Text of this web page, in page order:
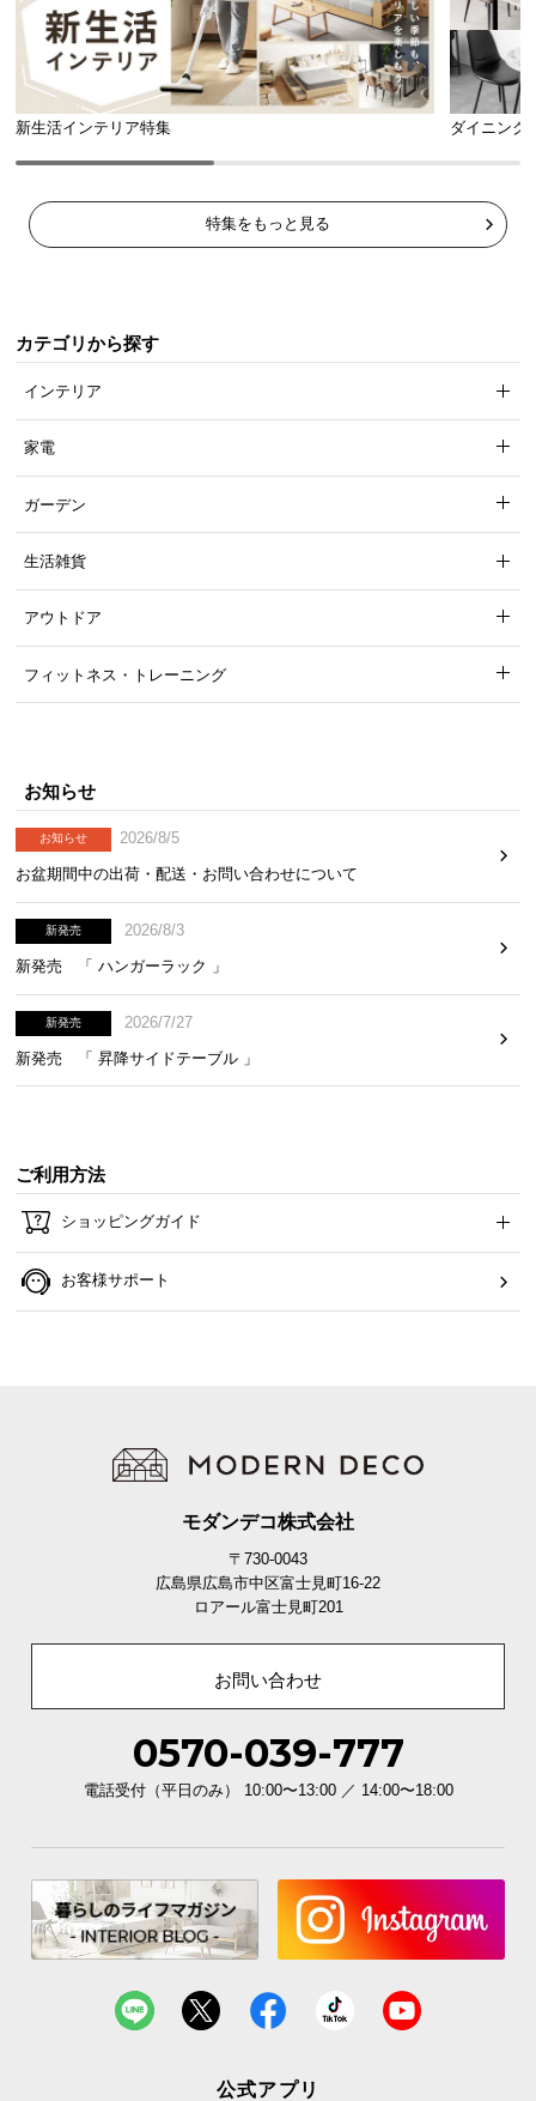
新生活インテリア特集 ダイニング
特集をもっと見る
カテゴリから探す
インテリア
家電
ガーデン
生活雑貨
アウトドア
フィットネス・トレーニング
お知らせ
お知らせ
2026/8/5
お盆期間中の出荷・配送・お問い合わせについて
新発売
2026/8/3
新発売 「 ハンガーラック 」
新発売
2026/7/27
新発売 「 昇降サイドテーブル 」
ご利用方法
ショッピングガイド
お客様サポート
モダンデコ株式会社
〒730-0043
広島県広島市中区富士見町16-22
ロアール富士見町201
お問い合わせ
0570-039-777
電話受付（平日のみ） 10:00〜13:00 ／ 14:00〜18:00
公式アプリ